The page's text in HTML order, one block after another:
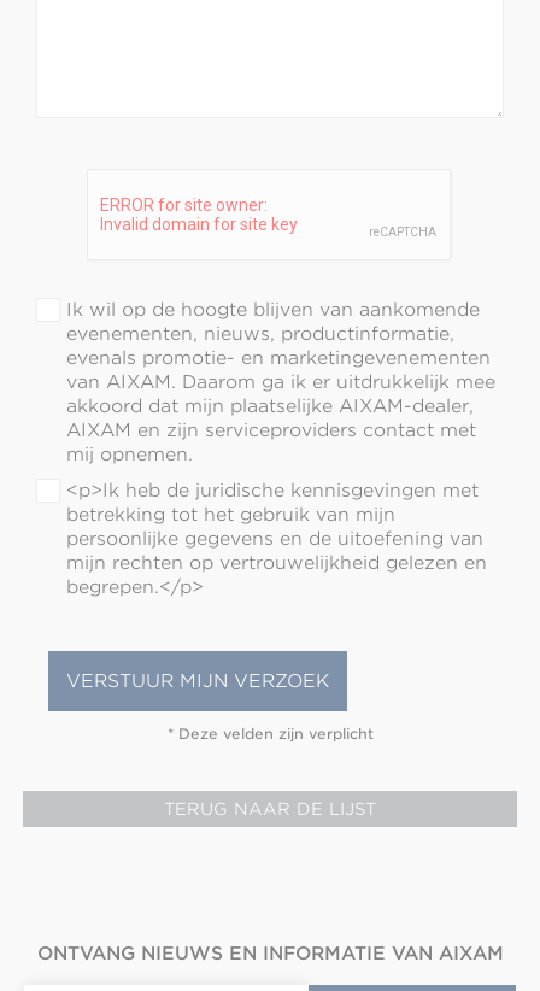
Ik wil op de hoogte blijven van aankomende
evenementen, nieuws, productinformatie,
evenals promotie- en marketingevenementen
van AIXAM. Daarom ga ik er uitdrukkelijk mee
akkoord dat mijn plaatselijke AIXAM-dealer,
AIXAM en zijn serviceproviders contact met
mij opnemen.
<p>Ik heb de juridische kennisgevingen met
betrekking tot het gebruik van mijn
persoonlijke gegevens en de uitoefening van
mijn rechten op vertrouwelijkheid gelezen en
begrepen.</p>
* Deze velden zijn verplicht
TERUG NAAR DE LIJST
ONTVANG NIEUWS EN INFORMATIE VAN AIXAM